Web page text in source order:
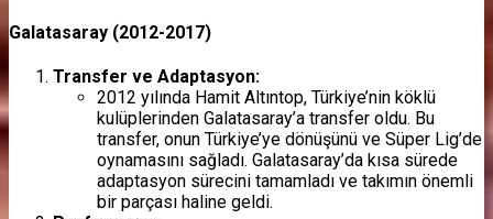
Galatasaray (2012-2017)
Transfer ve Adaptasyon:
2012 yılında Hamit Altıntop, Türkiye’nin köklü
kulüplerinden Galatasaray’a transfer oldu. Bu
transfer, onun Türkiye’ye dönüşünü ve Süper Lig’de
oynamasını sağladı. Galatasaray’da kısa sürede
adaptasyon sürecini tamamladı ve takımın önemli
bir parçası haline geldi.